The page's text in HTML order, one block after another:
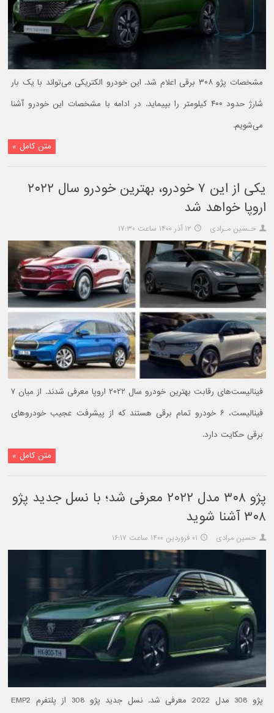
مشخصات پژو ۳۰۸ برقی اعلام شد. این خودرو الکتریکی می‌تواند با یک بار
شارژ حدود ۴۰۰ کیلومتر را بپیماید. در ادامه با مشخصات این خودرو آشنا
می‌شویم.
متن کامل »
یکی از این ۷ خودرو، بهترین خودرو سال ۲۰۲۲
اروپا خواهد شد
حـسین مـرادی ۱۲ آذر ۱۴۰۰ ساعت ۱۷:۳۰
فینالیست‌های رقابت بهترین خودرو سال ۲۰۲۲ اروپا معرفی شدند. از میان ۷
فینالیست، ۶ خودرو تمام برقی هستند که از پیشرفت عجیب خودروهای
برقی حکایت دارد.
متن کامل »
پژو ۳۰۸ مدل ۲۰۲۲ معرفی شد؛ با نسل جدید پژو
۳۰۸ آشنا شوید
حسین مرادی ۰۱ فروردین ۱۴۰۰ ساعت ۱۶:۱۷
پژو 308 مدل 2022 معرفی شد. نسل جدید پژو 308 از پلتفرم EMP2